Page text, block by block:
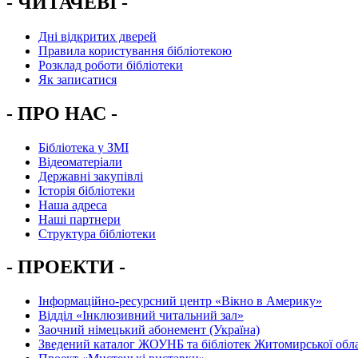
Дні відкритих дверей
Правила користування бібліотекою
Розклад роботи бібліотеки
Як записатися
- ПРО НАС -
Бібліотека у ЗМІ
Відеоматеріали
Державні закупівлі
Історія бібліотеки
Наша адреса
Наші партнери
Структура бібліотеки
- ПРОЕКТИ -
Інформаційно-ресурсний центр «Вікно в Америку»
Вiддiл «Інклюзивний читальний зал»
Заочний німецький абонемент (Україна)
Зведений каталог ЖОУНБ та бібліотек Житомирської